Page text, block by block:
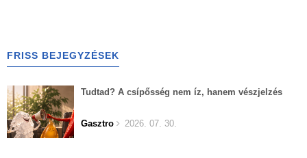
FRISS BEJEGYZÉSEK
Tudtad? A csípősség nem íz, hanem vészjelzés
Gasztro 2026. 07. 30.